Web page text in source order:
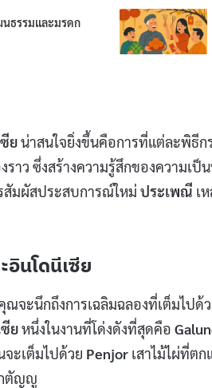
นธรรมและมรดก
ยน่าสนใจยิ่งขึ้นคือการที่แต่ละพิธี
าว ซึ่งสร้างความรู้สึกของความเ
สัมผัสประสบการณ์ใหม่ ประเพณี เ
นโดนีเซีย
ณจะนึกถึงการเฉลิมฉลองที่เต็มไปด้
ยหนึ่งในงานที่โด่งดังที่สุดคือ
ะเต็มไปด้วย Penjor เสาไม้ไผ่ที่ต
ตัญญู